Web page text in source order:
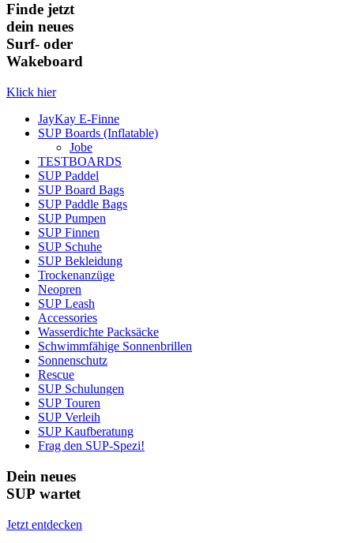
Finde jetzt
dein neues
Surf- oder
Wakeboard
Klick hier
JayKay E-Finne
SUP Boards (Inflatable)
Jobe
TESTBOARDS
SUP Paddel
SUP Board Bags
SUP Paddle Bags
SUP Pumpen
SUP Finnen
SUP Schuhe
SUP Bekleidung
Trockenanzüge
Neopren
SUP Leash
Accessories
Wasserdichte Packsäcke
Schwimmfähige Sonnenbrillen
Sonnenschutz
Rescue
SUP Schulungen
SUP Touren
SUP Verleih
SUP Kaufberatung
Frag den SUP-Spezi!
Dein neues
SUP wartet
Jetzt entdecken